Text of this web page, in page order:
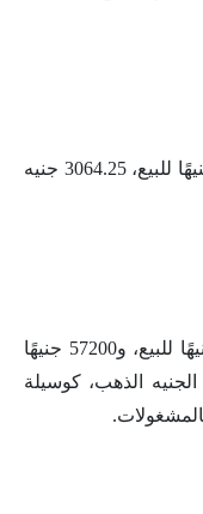
سجل سعر الذهب عيار 9 نحو 3085.75 جنيهًا للبيع، 3064.25 جنيه
وصل سعر الجنيه الذهب لنحو 57600 جنيهًا للبيع، و57200 جنيهًا
الذهب، كوسيلة